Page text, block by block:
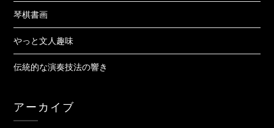
琴棋書画
やっと文人趣味
伝統的な演奏技法の響き
アーカイブ